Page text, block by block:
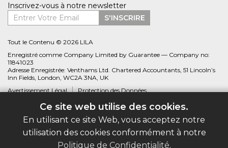
Ce site web utilise des cookies.
En utilisant ce site Web, vous acceptez notre
utilisation des cookies conformément à notre
Politique de Confidentialité.
Inscrivez-vous à notre newsletter
Entrer Votre Email
S'INSCRIRE
Tout le Contenu © 2026 LILA
Enregistré comme Company Limited by Guarantee — Company no:
11841023
Adresse Enregistrée: Venthams Ltd. Chartered Accountants, 51 Lincoln’s
Inn Fields, London, WC2A 3NA, UK
Avertissement Légal
Protection des Données